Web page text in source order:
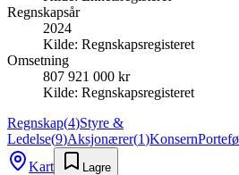
Regnskapsår
2024
Kilde: Regnskapsregisteret
Omsetning
807 921 000 kr
Kilde: Regnskapsregisteret
Regnskap(4)Styre &
Ledelse(9)Aksjonærer(1)Konsern
Kart
Lagre